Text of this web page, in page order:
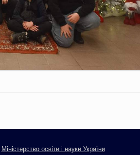
Міністерство освіти і науки України